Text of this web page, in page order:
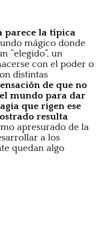
parece la típica
mágico donde
“elegido”, un
con el poder o
distintas
de que no
mundo para dar
que rigen ese
resulta
apresurado de la
a los
quedan algo